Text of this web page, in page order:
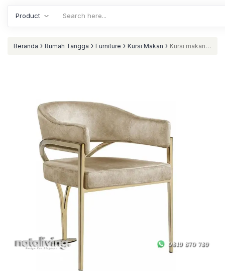
Beranda › Rumah Tangga › Furniture › Kursi Makan › Kursi makan